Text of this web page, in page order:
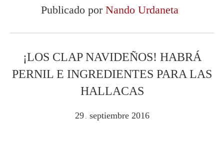
Publicado por Nando Urdaneta
¡LOS CLAP NAVIDEÑOS! HABRÁ
PERNIL E INGREDIENTES PARA LAS
HALLACAS
29 septiembre 2016